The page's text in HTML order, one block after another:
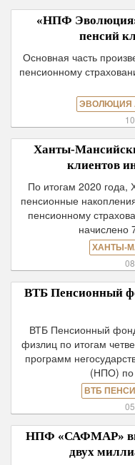
«НПФ
пенсий
Основная часть
пенсионному
ЭВОЛЮЦИЯ
Ханты-
клиентов
По итогам 2020
пенсионные
пенсионному
начислено
ХАНТЫ-
ВТБ Пенсионный
ВТБ Пенсионный
физлиц по итогам
программ
(НПО) по
ВТБ
НПФ «САФМАР»
двух